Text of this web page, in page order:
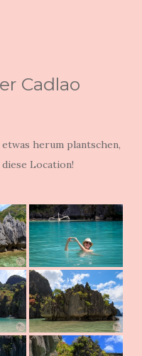
Cadlao
herum plantschen,
Location!